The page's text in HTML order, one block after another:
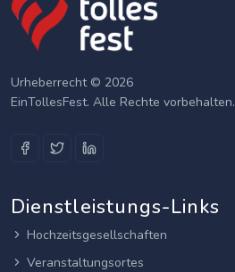
Urheberrecht © 2026
EinTollesFest. Alle Rechte vorbehalten.
Dienstleistungs-Links
Hochzeitsgesellschaften
Veranstaltungsortes